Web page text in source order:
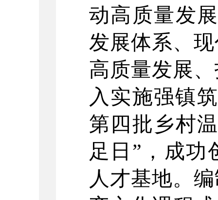
动高质量发
发展体系、
高质量发展
入实施强镇
第四批乡村
足日”，成功
人才基地。